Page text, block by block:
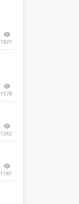
1827
1578
1342
1187